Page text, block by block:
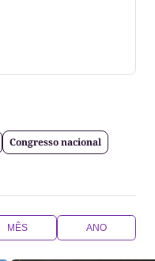
Editora-Chefe da
Congresso nacional
MÊS ANO